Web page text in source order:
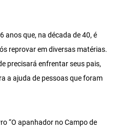
anos que, na década de 40, é
reprovar em diversas matérias.
precisará enfrentar seus pais,
a ajuda de pessoas que foram
“O apanhador no Campo de